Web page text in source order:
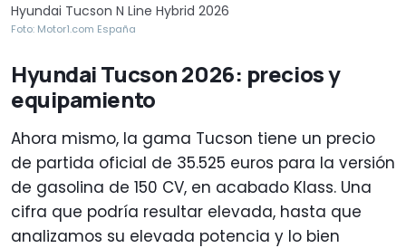
Hyundai Tucson N Line Hybrid 2026
Foto: Motor1.com España
Hyundai Tucson 2026: precios y
equipamiento
Ahora mismo, la gama Tucson tiene un precio
de partida oficial de 35.525 euros para la versión
de gasolina de 150 CV, en acabado Klass. Una
cifra que podría resultar elevada, hasta que
analizamos su elevada potencia y lo bien